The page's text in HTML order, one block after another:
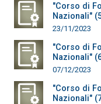
"Corso di
Nazionali"
23/11/2023
"Corso di
Nazionali"
07/12/2023
"Corso di
Nazionali"